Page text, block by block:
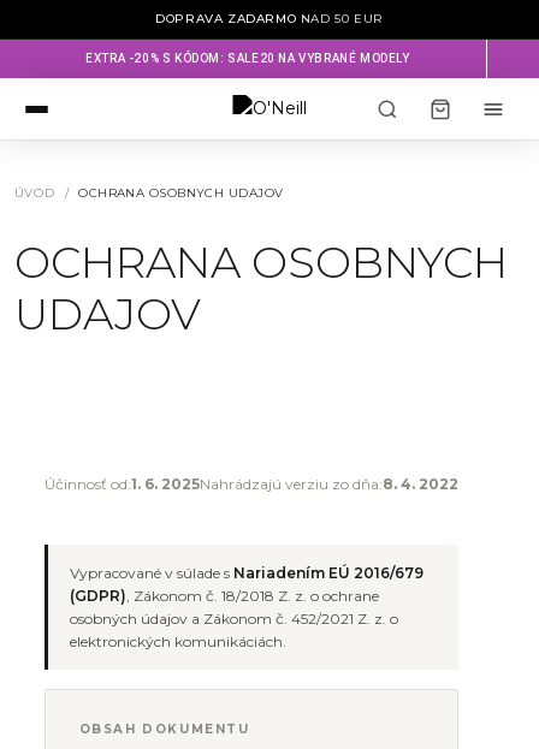
DOPRAVA ZADARMO NAD 50 EUR
EXTRA -20% S KÓDOM: SALE20 NA VYBRANÉ MODELY
ÚVOD OCHRANA OSOBNYCH UDAJOV
OCHRANA OSOBNYCH
UDAJOV
Účinnosť od:1. 6. 2025Nahrádzajú verziu zo dňa:8. 4. 2022
Vypracované v súlade s Nariadením EÚ 2016/679
(GDPR), Zákonom č. 18/2018 Z. z. o ochrane
osobných údajov a Zákonom č. 452/2021 Z. z. o
elektronických komunikáciách.
OBSAH DOKUMENTU